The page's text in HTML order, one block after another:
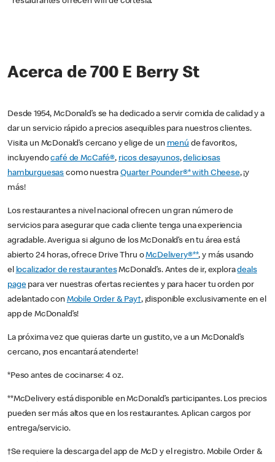
Acerca de 700 E Berry St
Desde 1954, McDonald’s se ha dedicado a servir comida de calidad y a
dar un servicio rápido a precios asequibles para nuestros clientes.
Visita un McDonald’s cercano y elige de un menú de favoritos,
incluyendocafé de McCafé®, ricos desayunos,deliciosas
hamburguesas como nuestraQuarter Pounder®* with Cheese, ¡y
más!
Los restaurantes a nivel nacional ofrecen un gran número de
servicios para asegurar que cada cliente tenga una experiencia
agradable. Averigua si alguno de los McDonald’s en tu área está
abierto 24 horas, ofrece Drive Thru oMcDelivery®**, y más usando
el localizador de restaurantesMcDonald’s. Antes de ir, exploradeals
pagepara ver nuestras ofertas recientes y para hacer tu orden por
adelantado con Mobile Order & Pay†, ¡disponible exclusivamente en el
app de McDonald’s!
La próxima vez que quieras darte un gustito, ve a un McDonald’s
cercano, ¡nos encantará atenderte!
*Peso antes de cocinarse: 4 oz.
**McDelivery está disponible en McDonald’s participantes. Los precios
pueden ser más altos que en los restaurantes. Aplican cargos por
entrega/servicio.
†Se requiere la descarga del app de McD y el registro. Mobile Order &